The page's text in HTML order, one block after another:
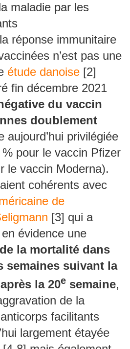
maladie par les
réponse immunitaire
n’est pas une
étude danoise [2]
fin décembre 2021
du vaccin
doublement
aujourd’hui privilégiée
pour le vaccin Pfizer
le vaccin Moderna).
cohérents avec
de
[3] qui a
évidence une
la mortalité dans
semaines suivant la
la 20e semaine,
de la
facilitants
largement étayée